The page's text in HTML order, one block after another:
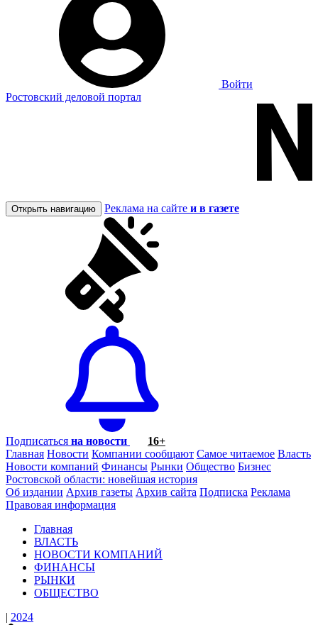
Войти
Ростовский деловой портал
Открыть навигацию Реклама на сайте и в газете
Подписаться на новости
16+
Главная Новости Компании сообщают Самое читаемое Власть
Новости компаний Финансы Рынки Общество Бизнес
Ростовской области: новейшая история
Об издании Архив газеты Архив сайта Подписка Реклама
Правовая информация
Главная
ВЛАСТЬ
НОВОСТИ КОМПАНИЙ
ФИНАНСЫ
РЫНКИ
ОБЩЕСТВО
| 2024